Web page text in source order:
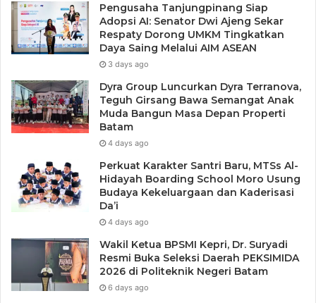
Pengusaha Tanjungpinang Siap
Adopsi AI: Senator Dwi Ajeng Sekar
Respaty Dorong UMKM Tingkatkan
Daya Saing Melalui AIM ASEAN
3 days ago
Dyra Group Luncurkan Dyra Terranova,
Teguh Girsang Bawa Semangat Anak
Muda Bangun Masa Depan Properti
Batam
4 days ago
Perkuat Karakter Santri Baru, MTSs Al-
Hidayah Boarding School Moro Usung
Budaya Kekeluargaan dan Kaderisasi
Da’i
4 days ago
Wakil Ketua BPSMI Kepri, Dr. Suryadi
Resmi Buka Seleksi Daerah PEKSIMIDA
2026 di Politeknik Negeri Batam
6 days ago